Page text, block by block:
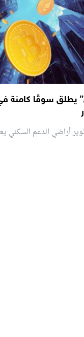
يطلق سوقًا كامنة
أراضي الدعم السكني